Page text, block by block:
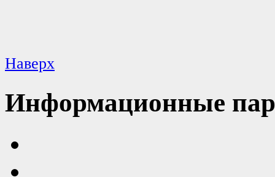
Наверх
Информационные